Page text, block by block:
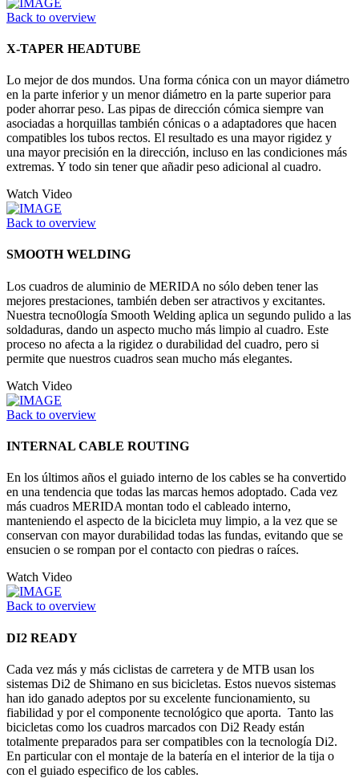
Back to overview
X-TAPER HEADTUBE
Lo mejor de dos mundos. Una forma cónica con un mayor diámetro
en la parte inferior y un menor diámetro en la parte superior para
poder ahorrar peso. Las pipas de dirección cómica siempre van
asociadas a horquillas también cónicas o a adaptadores que hacen
compatibles los tubos rectos. El resultado es una mayor rigidez y
una mayor precisión en la dirección, incluso en las condiciones más
extremas. Y todo sin tener que añadir peso adicional al cuadro.
Watch Video
Back to overview
SMOOTH WELDING
Los cuadros de aluminio de MERIDA no sólo deben tener las
mejores prestaciones, también deben ser atractivos y excitantes.
Nuestra tecno0logía Smooth Welding aplica un segundo pulido a las
soldaduras, dando un aspecto mucho más limpio al cuadro. Este
proceso no afecta a la rigidez o durabilidad del cuadro, pero si
permite que nuestros cuadros sean mucho más elegantes.
Watch Video
Back to overview
INTERNAL CABLE ROUTING
En los últimos años el guiado interno de los cables se ha convertido
en una tendencia que todas las marcas hemos adoptado. Cada vez
más cuadros MERIDA montan todo el cableado interno,
manteniendo el aspecto de la bicicleta muy limpio, a la vez que se
conservan con mayor durabilidad todas las fundas, evitando que se
ensucien o se rompan por el contacto con piedras o raíces.
Watch Video
Back to overview
DI2 READY
Cada vez más y más ciclistas de carretera y de MTB usan los
sistemas Di2 de Shimano en sus bicicletas. Estos nuevos sistemas
han ido ganado adeptos por su excelente funcionamiento, su
fiabilidad y por el componente tecnológico que aporta. Tanto las
bicicletas como los cuadros marcados con Di2 Ready están
totalmente preparados para ser compatibles con la tecnología Di2.
En particular con el montaje de la batería en el interior de la tija o
con el guiado especifico de los cables.